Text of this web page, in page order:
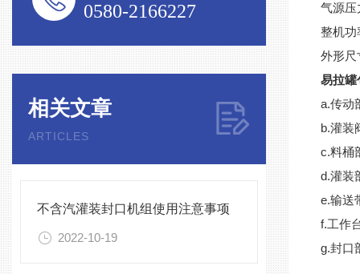
0580-2166227
相关文章
ARTICLES
不含汽灌装封口机组使用注意事项
2022-10-19
气源压
整机功
外形尺
易拉罐
a.传动
b.灌装
c.料桶
d.灌装
e.输送
f.工作
g.封口